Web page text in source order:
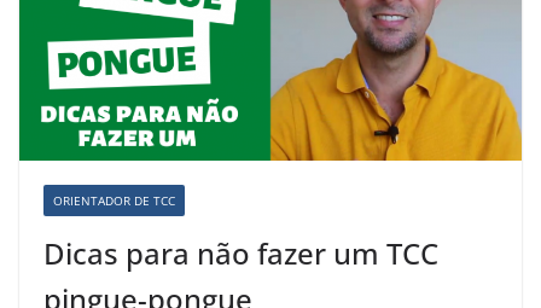
ORIENTADOR DE TCC
Dicas para não fazer um TCC
pingue-pongue